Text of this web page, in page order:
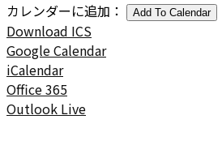
カレンダーに追加： Add To Calendar
Download ICS
Google Calendar
iCalendar
Office 365
Outlook Live